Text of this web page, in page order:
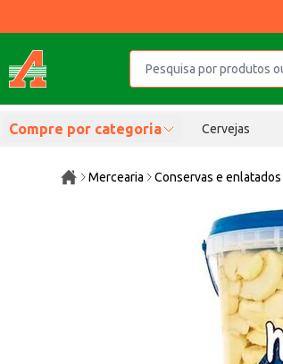
Compre por categoria Cervejas
Mercearia Conservas e enlatados